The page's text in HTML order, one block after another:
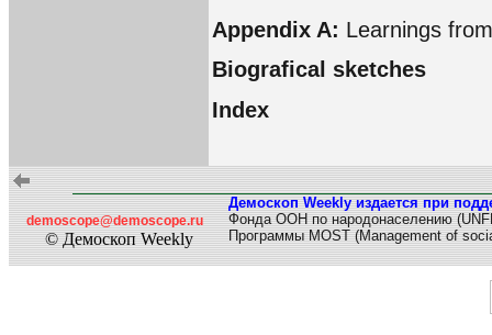
Appendix A: Learnings
Biografical sketches
Index
demoscope@demoscope.ru
© Демоскоп Weekly
Демоскоп Weekly издается при
Фонда ООН по народонаселению
Программы MOST (Management of